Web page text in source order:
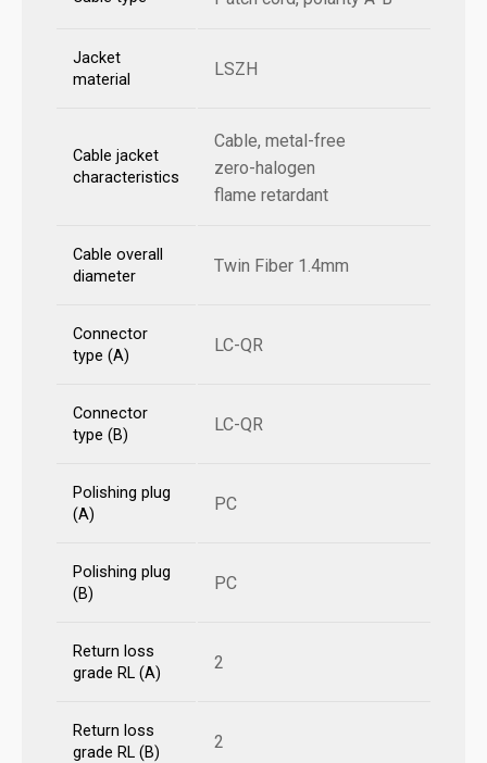
Jacket
material
LSZH
Cable jacket
characteristics
Cable, metal-free
zero-halogen
flame retardant
Cable overall
diameter
Twin Fiber 1.4mm
Connector
type (A)
LC-QR
Connector
type (B)
LC-QR
Polishing plug
(A)
PC
Polishing plug
(B)
PC
Return loss
grade RL (A)
2
Return loss
grade RL (B)
2